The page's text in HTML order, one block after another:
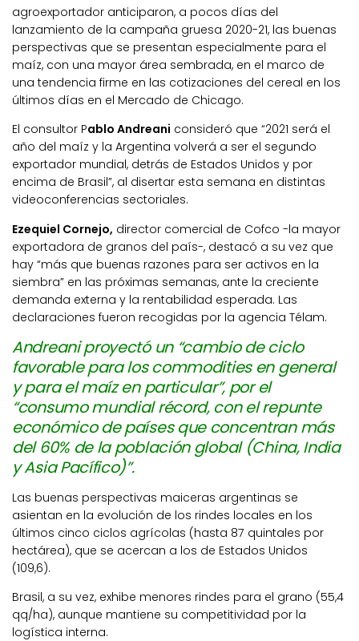
agroexportador anticiparon, a pocos días del
lanzamiento de la campaña gruesa 2020-21, las buenas
perspectivas que se presentan especialmente para el
maíz, con una mayor área sembrada, en el marco de
una tendencia firme en las cotizaciones del cereal en los
últimos días en el Mercado de Chicago.
El consultor Pablo Andreani consideró que “2021 será el
año del maíz y la Argentina volverá a ser el segundo
exportador mundial, detrás de Estados Unidos y por
encima de Brasil”, al disertar esta semana en distintas
videoconferencias sectoriales.
Ezequiel Cornejo, director comercial de Cofco -la mayor
exportadora de granos del país-, destacó a su vez que
hay “más que buenas razones para ser activos en la
siembra” en las próximas semanas, ante la creciente
demanda externa y la rentabilidad esperada. Las
declaraciones fueron recogidas por la agencia Télam.
Andreani proyectó un “cambio de ciclo
favorable para los commodities en general
y para el maíz en particular”, por el
“consumo mundial récord, con el repunte
económico de países que concentran más
del 60% de la población global (China, India
y Asia Pacífico)”.
Las buenas perspectivas maiceras argentinas se
asientan en la evolución de los rindes locales en los
últimos cinco ciclos agrícolas (hasta 87 quintales por
hectárea), que se acercan a los de Estados Unidos
(109,6).
Brasil, a su vez, exhibe menores rindes para el grano (55,4
qq/ha), aunque mantiene su competitividad por la
logística interna.